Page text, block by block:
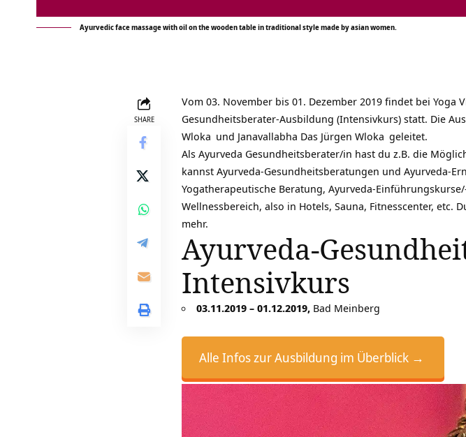
Ayurvedic face massage with oil on the wooden table in traditional style made by asian women.
SHARE
Vom 03. November bis 01. Dezember 2019 findet bei
Gesundheitsberater-Ausbildung (Intensivkurs) statt. Die
Wloka und Janavallabha Das Jürgen Wloka geleitet.
Als Ayurveda Gesundheitsberater/in hast du z.B. die
kannst Ayurveda-Gesundheitsberatungen und Ayurveda-
Yogatherapeutische Beratung, Ayurveda-
Wellnessbereich, also in Hotels, Sauna, Fitnesscenter,
mehr.
Ayurveda-
Intensivkurs
03.11.2019 – 01.12.2019, Bad Meinberg
Alle Infos zur Ausbildung im Überblick →